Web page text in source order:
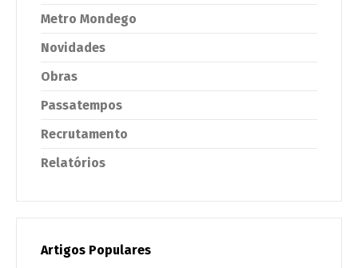
Metro Mondego
Novidades
Obras
Passatempos
Recrutamento
Relatórios
Artigos Populares